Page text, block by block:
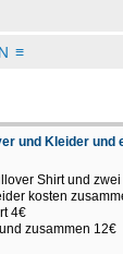
≡
und Kleider und
Shirt und
kosten
4€
zusammen 12€